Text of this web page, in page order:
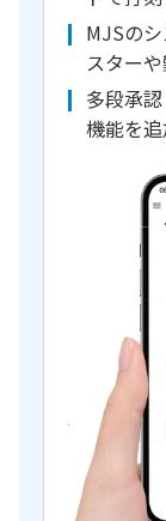
MJSの
スター
多段承
機能を